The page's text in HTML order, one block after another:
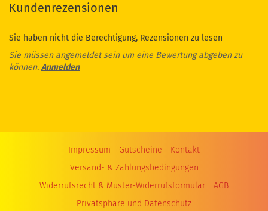
Kundenrezensionen
Sie haben nicht die Berechtigung, Rezensionen zu lesen
Sie müssen angemeldet sein um eine Bewertung abgeben zu
können. Anmelden
Impressum Gutscheine
Kontakt
Versand- & Zahlungsbedingungen
Widerrufsrecht & Muster-Widerrufsformular
AGB
Privatsphäre und Datenschutz